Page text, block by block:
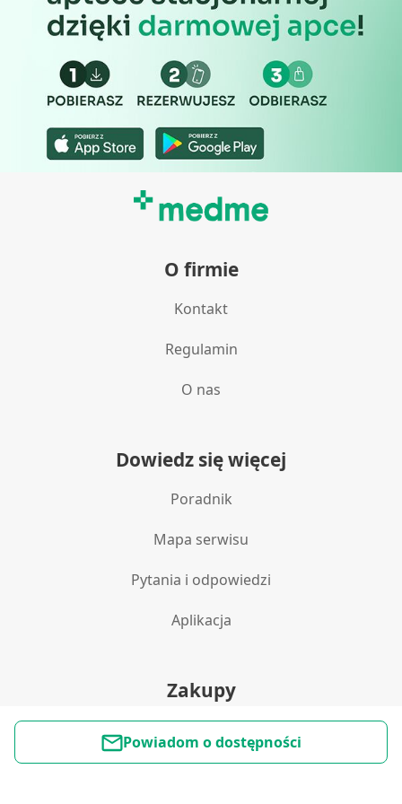
Powiadom o dostępności
O firmie
Kontakt
Regulamin
O nas
Dowiedz się więcej
Poradnik
Mapa serwisu
Pytania i odpowiedzi
Aplikacja
Zakupy
Reklamacje i zwroty
Pomiar efektywności treści
Rozumienie odbiorców dzięki statystyce lub
kombinacji danych z różnych źródeł
Rozwój i ulepszanie usług
Wykorzystywanie ograniczonych danych do
aktywnie żądanych informacji
Wydajność (Performance)